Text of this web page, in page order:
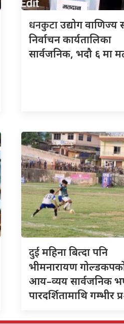
धनकुटाउद्योग वाणिज्य
निर्वाचन कार्यतालिका
सार्वजनिक, भदौ ६ मा
दुईमहिना बित्दा पनि
भीमनारायण
आय–व्यय सार्वजनिक
पारदर्शितामाथि गम्भीर